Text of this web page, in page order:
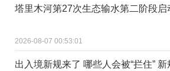
塔里木河第27次生态输水第二阶段启
2026-08-07 00:53:01
出入境新规来了 哪些人会被“拦住”